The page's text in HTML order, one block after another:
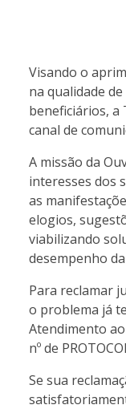
Visando o
na qualidade
beneficiários, a
canal de
A missão da
interesses dos
as
elogios,
viabilizando
desempenho
Para reclamar
o problema já
Atendimento
nº de
Se sua